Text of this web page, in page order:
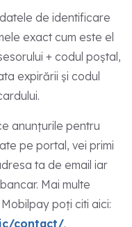
de identificare
exact cum este el
+ codul poștal,
expirării și codul
anunțurile pentru
pe portal, vei primi
ta de email iar
Mai multe
poți citi aici:
contact/.